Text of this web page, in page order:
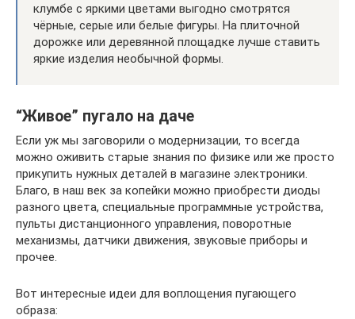
клумбе с яркими цветами выгодно смотрятся
чёрные, серые или белые фигуры. На плиточной
дорожке или деревянной площадке лучше ставить
яркие изделия необычной формы.
“Живое” пугало на даче
Если уж мы заговорили о модернизации, то всегда
можно оживить старые знания по физике или же просто
прикупить нужных деталей в магазине электроники.
Благо, в наш век за копейки можно приобрести диоды
разного цвета, специальные программные устройства,
пульты дистанционного управления, поворотные
механизмы, датчики движения, звуковые приборы и
прочее.
Вот интересные идеи для воплощения пугающего
образа: